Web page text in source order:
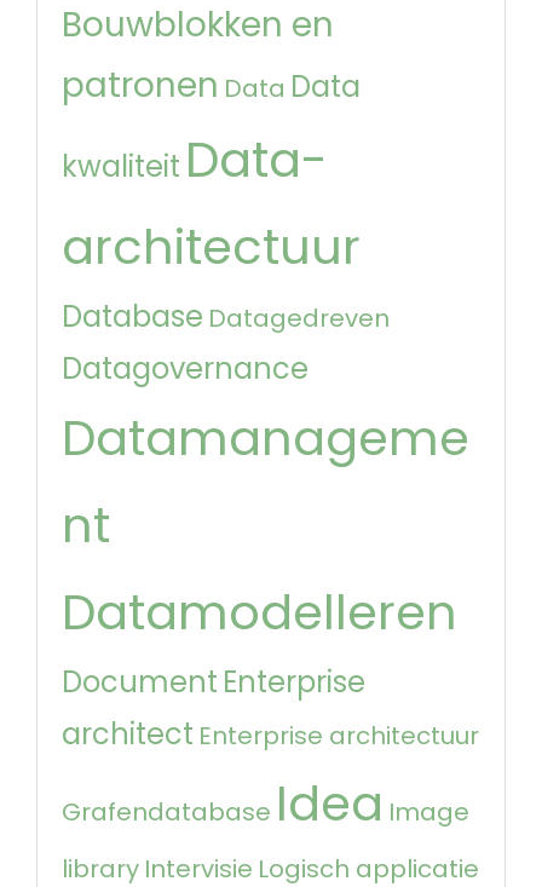
Bouwblokken en
patronen Data Data
kwaliteit Data-
architectuur
Database Datagedreven
Datagovernance
Datamanageme
nt
Datamodelleren
Document Enterprise
architect Enterprise architectuur
Grafendatabase Idea Image
library Intervisie Logisch applicatie